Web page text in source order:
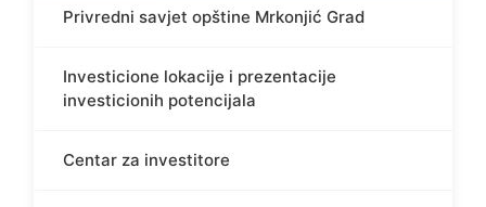
Privredni savjet opštine Mrkonjić Grad
Investicione lokacije i prezentacije
investicionih potencijala
Centar za investitore